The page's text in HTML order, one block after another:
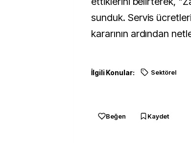
sunduk. Servis
kararının ardından
İlgili Konular: Sektörel
Beğen Kaydet